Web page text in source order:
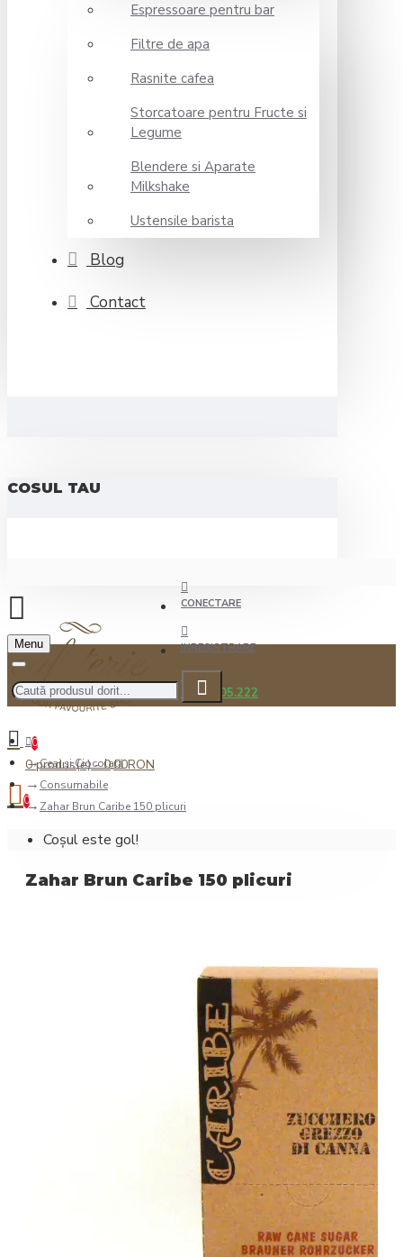
Espressoare pentru bar
Filtre de apa
Rasnite cafea
Storcatoare pentru Fructe si
Legume
Blendere si Aparate
Milkshake
Ustensile barista
Blog
Contact
COSUL TAU
CONECTARE
INREGISTRARE
0722.505.222
Menu
0
0 produs(e) - 0,00RON
0
Coșul este gol!
Ceai şi Ciocolată
Consumabile
Zahar Brun Caribe 150 plicuri
Zahar Brun Caribe 150 plicuri